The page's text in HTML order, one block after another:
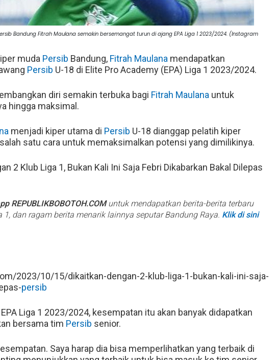
Bandung Fitrah Maulana semakin bersemangat turun di ajang EPA Liga 1 2023/2024. (Instagram
muda Persib Bandung, Fitrah Maulana mendapatkan
Persib U-18 di Elite Pro Academy (EPA) Liga 1 2023/2024.
diri semakin terbuka bagi Fitrah Maulana untuk
hingga maksimal.
menjadi kiper utama di Persib U-18 dianggap pelatih kiper
satu cara untuk memaksimalkan potensi yang dimilikinya.
2 Klub Liga 1, Bukan Kali Ini Saja Febri Dikabarkan Bakal Dilepas
REPUBLIKBOBOTOH.COMuntuk mendapatkan berita-berita terbaru
1, dan ragam berita menarik lainnya seputar Bandung Raya. Klik di sini
2023/10/15/dikaitkan-dengan-2-klub-liga-1-bukan-kali-ini-saja-
persib
Liga 1 2023/2024, kesempatan itu akan banyak didapatkan
bersama tim Persib senior.
Saya harap dia bisa memperlihatkan yang terbaik di